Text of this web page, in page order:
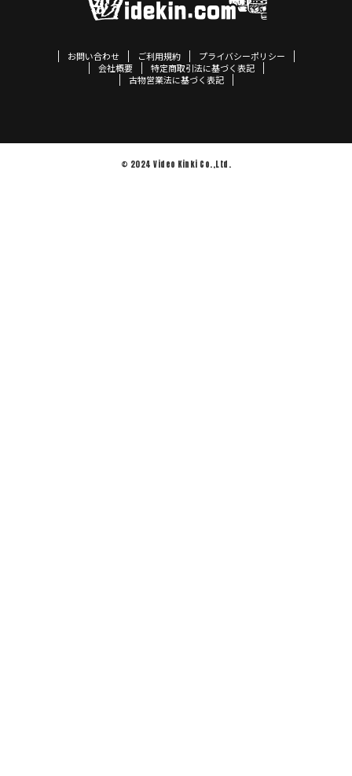
お問い合わせ ご利用規約
プライバシーポリシー
会社概要
特定商取引法に基づく表記
古物営業法に基づく表記
© 2024 Video Kinki Co.,Ltd.